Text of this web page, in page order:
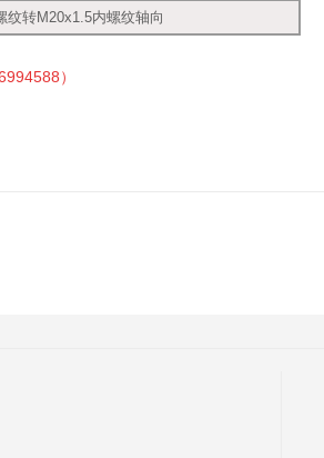
纹转M20x1.5内螺纹轴向
）